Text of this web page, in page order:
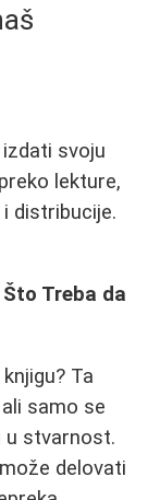
svoju
lekture,
distribucije.
Treba da
Ta
samo se
u stvarnost.
delovati